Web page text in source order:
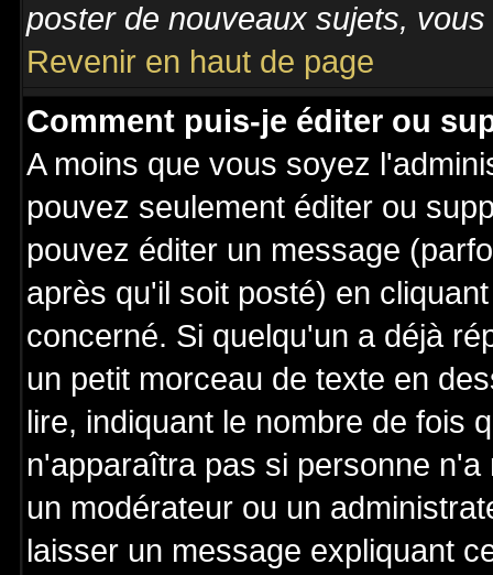
poster de nouveaux sujets,
Revenir en haut de page
Comment puis-je éditer ou
A moins que vous soyez
pouvez seulement éditer ou
pouvez éditer un message
après qu'il soit posté) en
concerné. Si quelqu'un a déjà
un petit morceau de texte en
lire, indiquant le nombre de fois
n'apparaîtra pas si personne
un modérateur ou un
laisser un message expliquant